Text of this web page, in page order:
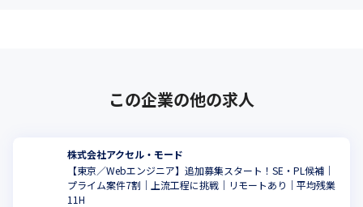
この企業の他の求人
株式会社アクセル・モード
【東京／Webエンジニア】追加募集スタート！SE・PL候補｜
プライム案件7割｜上流工程に挑戦｜リモートあり｜平均残業
11H